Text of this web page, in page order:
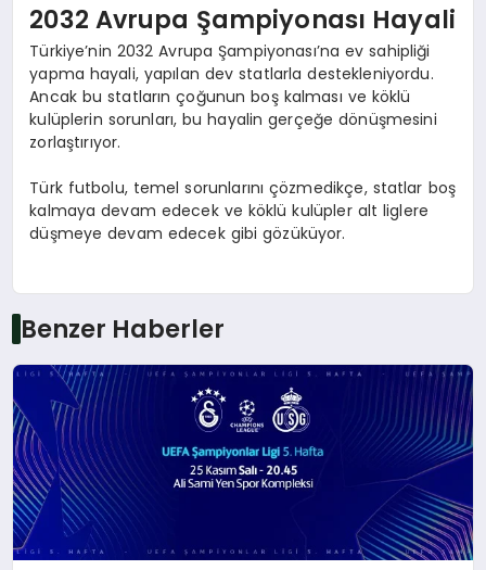
2032 Avrupa Şampiyonası Hayali
Türkiye’nin 2032 Avrupa Şampiyonası’na ev sahipliği
yapma hayali, yapılan dev statlarla destekleniyordu.
Ancak bu statların çoğunun boş kalması ve köklü
kulüplerin sorunları, bu hayalin gerçeğe dönüşmesini
zorlaştırıyor.
Türk futbolu, temel sorunlarını çözmedikçe, statlar boş
kalmaya devam edecek ve köklü kulüpler alt liglere
düşmeye devam edecek gibi gözüküyor.
Benzer Haberler